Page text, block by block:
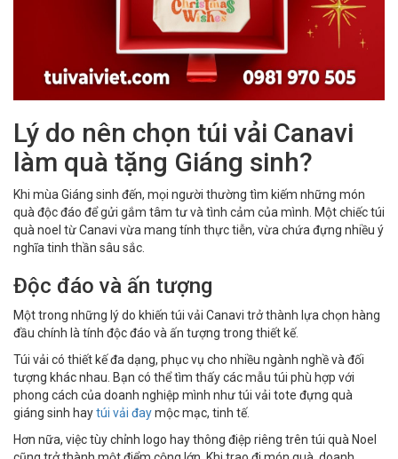
Lý do nên chọn túi vải Canavi
làm quà tặng Giáng sinh?
Khi mùa Giáng sinh đến, mọi người thường tìm kiếm những món
quà độc đáo để gửi gắm tâm tư và tình cảm của mình. Một chiếc túi
quà noel từ Canavi vừa mang tính thực tiễn, vừa chứa đựng nhiều ý
nghĩa tinh thần sâu sắc.
Độc đáo và ấn tượng
Một trong những lý do khiến túi vải Canavi trở thành lựa chọn hàng
đầu chính là tính độc đáo và ấn tượng trong thiết kế.
Túi vải có thiết kế đa dạng, phục vụ cho nhiều ngành nghề và đối
tượng khác nhau. Bạn có thể tìm thấy các mẫu túi phù hợp với
phong cách của doanh nghiệp mình như túi vải tote đựng quà
giáng sinh haytúi vải đaymộc mạc, tinh tế.
Hơn nữa, việc tùy chỉnh logo hay thông điệp riêng trên túi quà Noel